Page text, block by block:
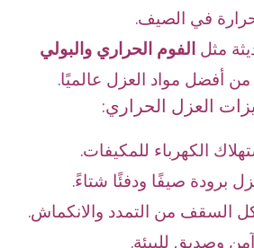
في الصيف.
مثلالفوم الحراري والبولي
أفضل مواد العزل عالميًا.
العزل الحراري:
الكهرباء للمكيفات.
برودة صيفًا ودفئًا شتاءً.
السقف من التمدد والانكماش.
آمن وصديق للبيئة.